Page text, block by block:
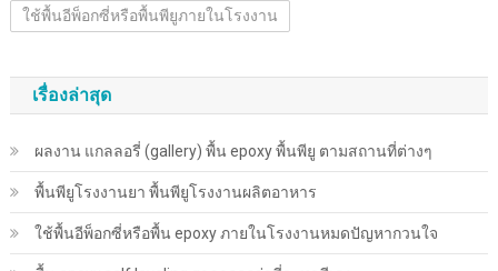
ใช้พื้นอีพ็อกซี่หรือพื้นพียูภายในโรงงาน
เรื่องล่าสุด
ผลงาน แกลลอรี่ (gallery) พื้น epoxy พื้นพียู ตามสถานที่ต่างๆ
พื้นพียู​โรงงานยา พื้นพียู​โรงงานผลิตอาหาร
ใช้พื้นอีพ็อกซี่หรือพื้น epoxy ภายในโรงงานหมดปัญหากวนใจ